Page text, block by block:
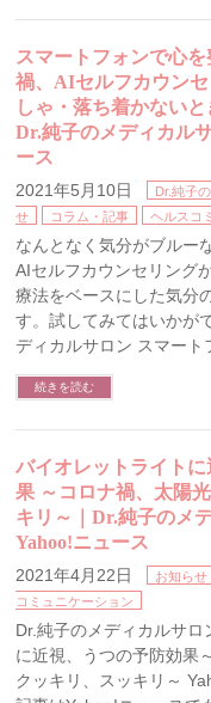
スマートフォンで心
禍、AIセルフカウンセ
しゃ・落ち着かないと
Dr.純子のメディカル
ース
2021年5月10日 Dr.純子
せ
コラム・記事 ヘルスコ
なんとなく気分がブルー
AIセルフカウンセリング
療法をベースにした気分
す。試してみてはいかが
ディカルサロン スマート
続きを読む
バイオレットライト
果 ～コロナ禍、太陽
キリ～｜Dr.純子のメ
Yahoo!ニュース
2021年4月22日 お知らせ
コミュニケーション
Dr.純子のメディカルサロ
に近視、うつの予防効果
クッキリ、スッキリ～